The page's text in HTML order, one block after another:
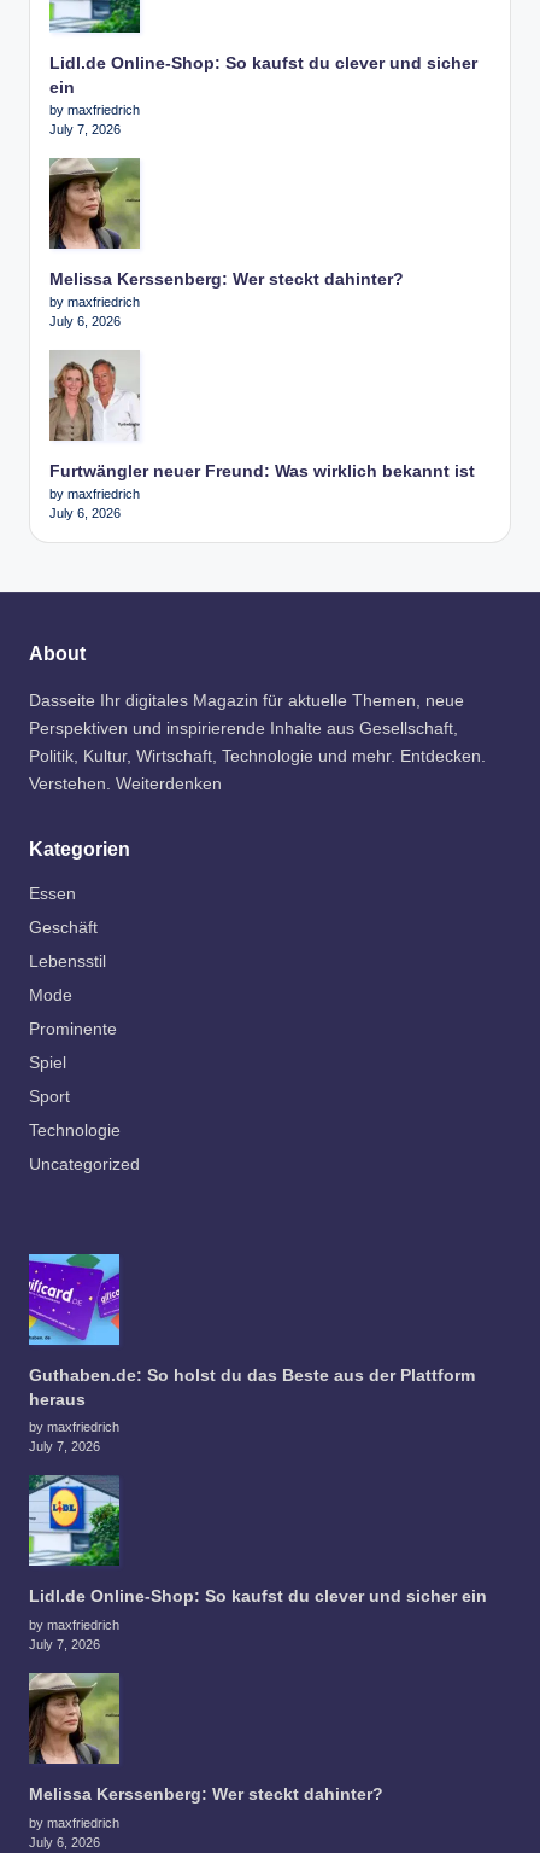
Lidl.de Online-Shop: So kaufst du clever und sicher
ein
by maxfriedrich
July 7, 2026
Melissa Kerssenberg: Wer steckt dahinter?
by maxfriedrich
July 6, 2026
Furtwängler neuer Freund: Was wirklich bekannt ist
by maxfriedrich
July 6, 2026
About
Dasseite Ihr digitales Magazin für aktuelle Themen, neue
Perspektiven und inspirierende Inhalte aus Gesellschaft,
Politik, Kultur, Wirtschaft, Technologie und mehr. Entdecken.
Verstehen. Weiterdenken
Kategorien
Essen
Geschäft
Lebensstil
Mode
Prominente
Spiel
Sport
Technologie
Uncategorized
Guthaben.de: So holst du das Beste aus der Plattform
heraus
by maxfriedrich
July 7, 2026
Lidl.de Online-Shop: So kaufst du clever und sicher ein
by maxfriedrich
July 7, 2026
Melissa Kerssenberg: Wer steckt dahinter?
by maxfriedrich
July 6, 2026